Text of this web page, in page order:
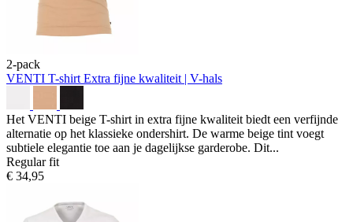
2-pack
VENTI T-shirt Extra fijne kwaliteit | V-hals
Het VENTI beige T-shirt in extra fijne kwaliteit biedt een verfijnde
alternatie op het klassieke ondershirt. De warme beige tint voegt
subtiele elegantie toe aan je dagelijkse garderobe. Dit...
Regular fit
€ 34,95